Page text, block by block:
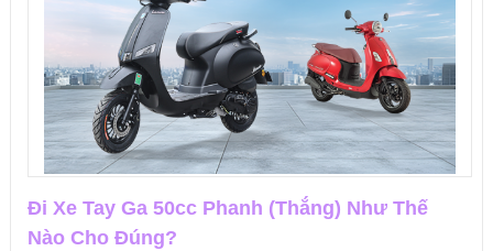
Đi Xe Tay Ga 50cc Phanh (Thắng) Như Thế
Nào Cho Đúng?